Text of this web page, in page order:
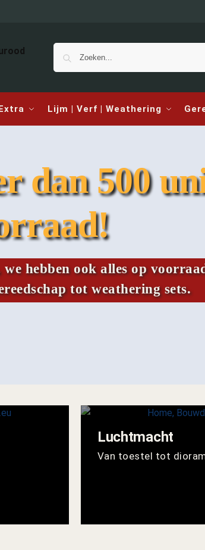
Lijm | Verf | Weathering
dan 500
hebben ook alles op
tot weathering sets.
Luchtmacht
Van toestel tot